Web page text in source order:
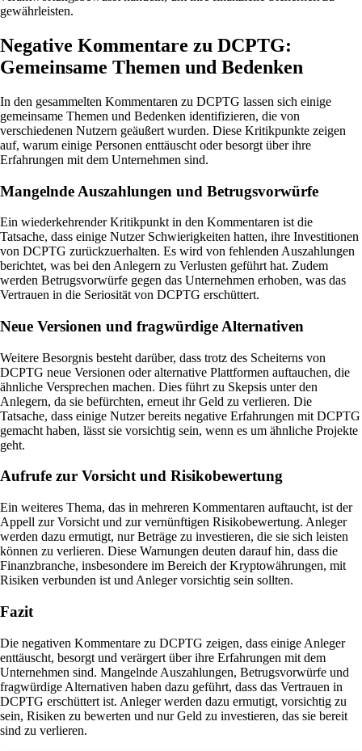
gewährleisten.
Negative Kommentare zu DCPTG:
Gemeinsame Themen und Bedenken
In den gesammelten Kommentaren zu DCPTG lassen sich einige
gemeinsame Themen und Bedenken identifizieren, die von
verschiedenen Nutzern geäußert wurden. Diese Kritikpunkte zeigen
auf, warum einige Personen enttäuscht oder besorgt über ihre
Erfahrungen mit dem Unternehmen sind.
Mangelnde Auszahlungen und Betrugsvorwürfe
Ein wiederkehrender Kritikpunkt in den Kommentaren ist die
Tatsache, dass einige Nutzer Schwierigkeiten hatten, ihre Investitionen
von DCPTG zurückzuerhalten. Es wird von fehlenden Auszahlungen
berichtet, was bei den Anlegern zu Verlusten geführt hat. Zudem
werden Betrugsvorwürfe gegen das Unternehmen erhoben, was das
Vertrauen in die Seriosität von DCPTG erschüttert.
Neue Versionen und fragwürdige Alternativen
Weitere Besorgnis besteht darüber, dass trotz des Scheiterns von
DCPTG neue Versionen oder alternative Plattformen auftauchen, die
ähnliche Versprechen machen. Dies führt zu Skepsis unter den
Anlegern, da sie befürchten, erneut ihr Geld zu verlieren. Die
Tatsache, dass einige Nutzer bereits negative Erfahrungen mit DCPTG
gemacht haben, lässt sie vorsichtig sein, wenn es um ähnliche Projekte
geht.
Aufrufe zur Vorsicht und Risikobewertung
Ein weiteres Thema, das in mehreren Kommentaren auftaucht, ist der
Appell zur Vorsicht und zur vernünftigen Risikobewertung. Anleger
werden dazu ermutigt, nur Beträge zu investieren, die sie sich leisten
können zu verlieren. Diese Warnungen deuten darauf hin, dass die
Finanzbranche, insbesondere im Bereich der Kryptowährungen, mit
Risiken verbunden ist und Anleger vorsichtig sein sollten.
Fazit
Die negativen Kommentare zu DCPTG zeigen, dass einige Anleger
enttäuscht, besorgt und verärgert über ihre Erfahrungen mit dem
Unternehmen sind. Mangelnde Auszahlungen, Betrugsvorwürfe und
fragwürdige Alternativen haben dazu geführt, dass das Vertrauen in
DCPTG erschüttert ist. Anleger werden dazu ermutigt, vorsichtig zu
sein, Risiken zu bewerten und nur Geld zu investieren, das sie bereit
sind zu verlieren.